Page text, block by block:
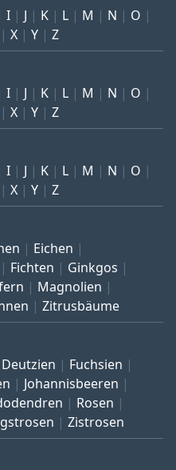
I J K L M N
O
X Y Z
I J K L M N
O
X Y Z
I J K L M N
O
X Y Z
Eichen
Fichten
Ginkgos
Magnolien
Zitrusbäume
Deutzien
Fuchsien
Johannisbeeren
Rosen
Zistrosen